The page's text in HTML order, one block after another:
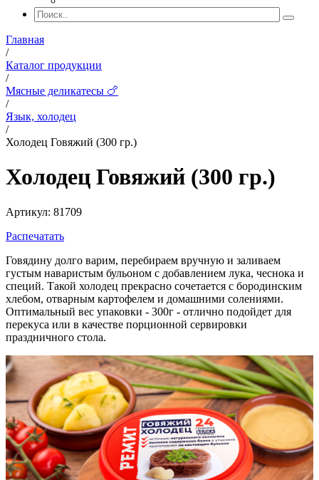
Главная
/
Каталог продукции
/
Мясные деликатесы 🍗
/
Язык, холодец
/
Холодец Говяжий (300 гр.)
Холодец Говяжий (300 гр.)
Артикул: 81709
Распечатать
Говядину долго варим, перебираем вручную и заливаем
густым наваристым бульоном с добавлением лука, чеснока и
специй. Такой холодец прекрасно сочетается с бородинским
хлебом, отварным картофелем и домашними солениями.
Оптимальный вес упаковки - 300г - отлично подойдет для
перекуса или в качестве порционной сервировки
праздничного стола.